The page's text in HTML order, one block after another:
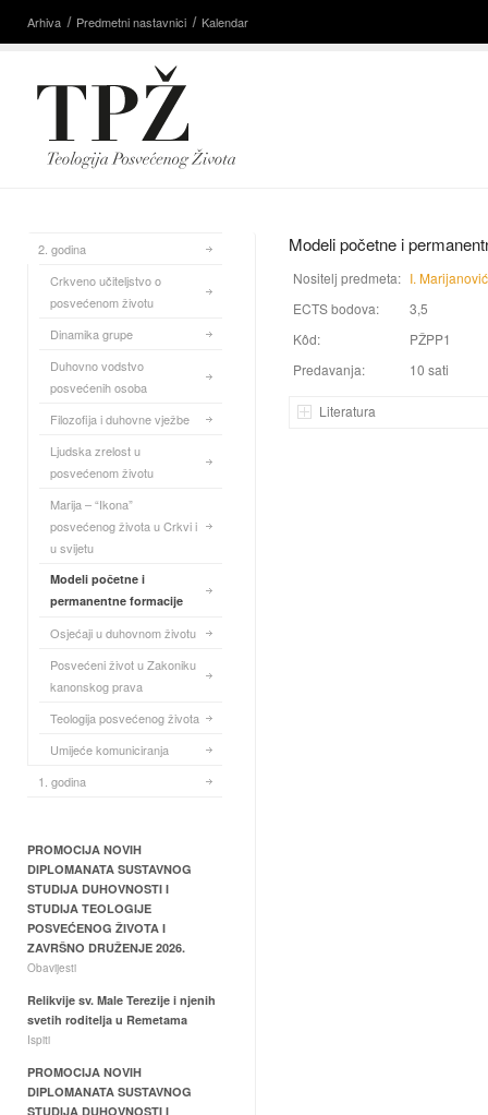
Arhiva Predmetni nastavnici Kalendar
Modeli početne i
Nositelj predmeta: I. Marijanović
ECTS bodova:
3,5
Kôd:
PŽPP1
Predavanja:
10 sati
Literatura
2. godina
Crkveno učiteljstvo o
posvećenom životu
Dinamika grupe
Duhovno vodstvo
posvećenih osoba
Filozofija i duhovne vježbe
Ljudska zrelost u
posvećenom životu
Marija – “Ikona”
posvećenog života u Crkvi i
u svijetu
Modeli početne i
permanentne formacije
Osjećaji u duhovnom životu
Posvećeni život u Zakoniku
kanonskog prava
Teologija posvećenog života
Umijeće komuniciranja
1. godina
PROMOCIJA NOVIH
DIPLOMANATA SUSTAVNOG
STUDIJA DUHOVNOSTI I
STUDIJA TEOLOGIJE
POSVEĆENOG ŽIVOTA I
ZAVRŠNO DRUŽENJE 2026.
Obavijesti
Relikvije sv. Male Terezije i njenih
svetih roditelja u Remetama
Ispiti
PROMOCIJA NOVIH
DIPLOMANATA SUSTAVNOG
STUDIJA DUHOVNOSTI I